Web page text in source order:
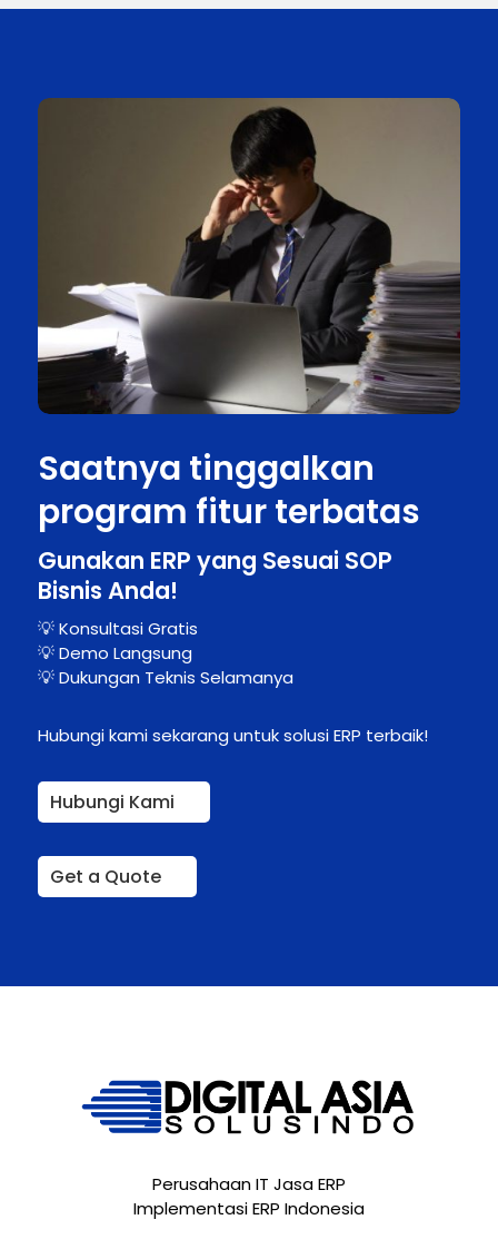
Saatnya tinggalkan
program fitur terbatas
Gunakan ERP yang Sesuai SOP
Bisnis Anda!
💡 Konsultasi Gratis
💡 Demo Langsung
💡 Dukungan Teknis Selamanya
Hubungi kami sekarang untuk solusi ERP terbaik!
Hubungi Kami
Get a Quote
Perusahaan IT Jasa ERP
Implementasi ERP Indonesia